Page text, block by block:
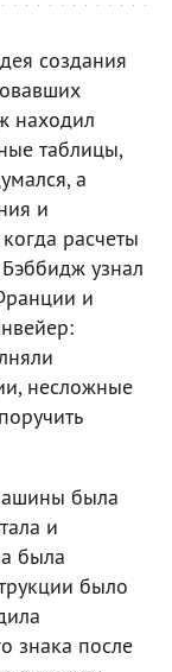
создания
находил
таблицы,
а
и
расчеты
узнал
и
несложные
была
и
была
было
знака после